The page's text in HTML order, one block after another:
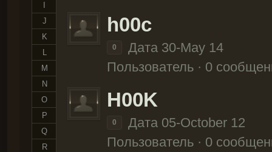
J
K
L
M
N
O
P
Q
R
h00c
0
Дата 30-May 14
Пользователь · 0
H00K
0
Дата 05-October 12
Пользователь · 0